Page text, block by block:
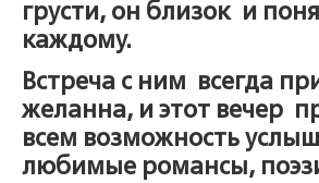
грусти, он близок и
каждому.
Встреча с ним всегда
желанна, и этот вечер
всем возможность
любимые романсы,